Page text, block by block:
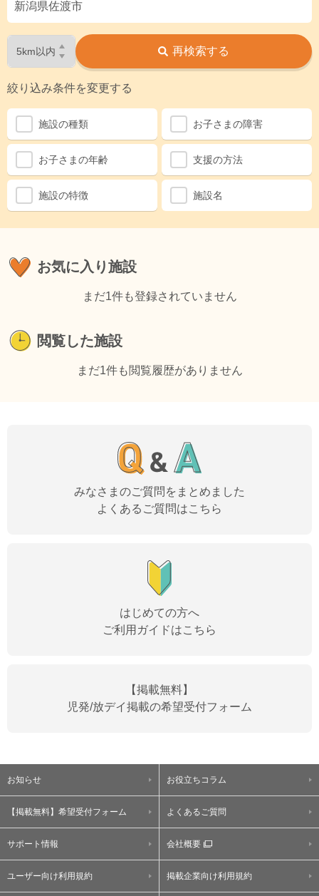
再検索する
絞り込み条件を変更する
施設の種類 お子さまの障害
お子さまの年齢 支援の方法
施設の特徴 施設名
お気に入り施設
まだ1件も登録されていません
閲覧した施設
まだ1件も閲覧履歴がありません
みなさまのご質問をまとめました
よくあるご質問はこちら
はじめての方へ
ご利用ガイドはこちら
【掲載無料】
児発/放デイ掲載の希望受付フォーム
お知らせ お役立ちコラム
【掲載無料】希望受付フォーム よくあるご質問
サポート情報 会社概要
ユーザー向け利用規約 掲載企業向け利用規約